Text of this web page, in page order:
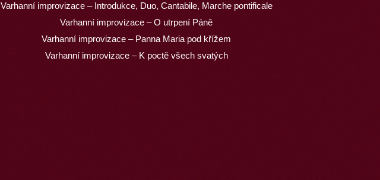
Varhanní improvizace – Introdukce, Duo, Cantabile, Marche pontificale
Varhanní improvizace – O utrpení Páně
Varhanní improvizace – Panna Maria pod křížem
Varhanní improvizace – K poctě všech svatých